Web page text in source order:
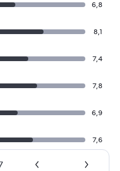
6,8
8,1
7,4
7,8
6,9
7,6